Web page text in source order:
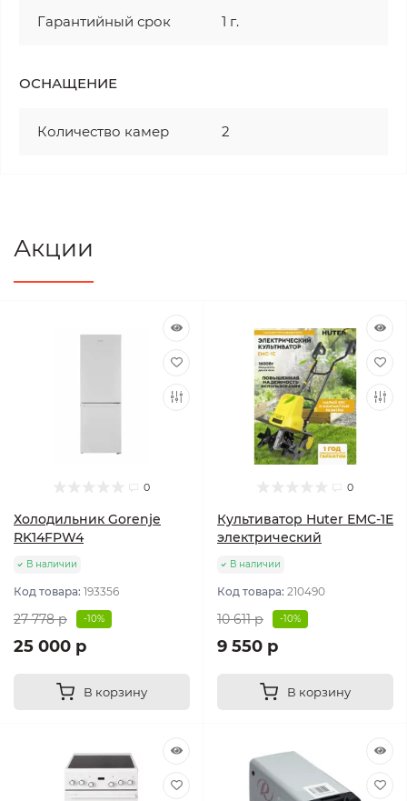
Гарантийный срок 1 г.
ОСНАЩЕНИЕ
Количество камер 2
Акции
0
Холодильник Gorenje
RK14FPW4
В наличии
Код товара: 193356
27 778 р -10%
25 000 р
В корзину
0
Культиватор Huter ЕМС-1E
электрический
В наличии
Код товара: 210490
10 611 р -10%
9 550 р
В корзину